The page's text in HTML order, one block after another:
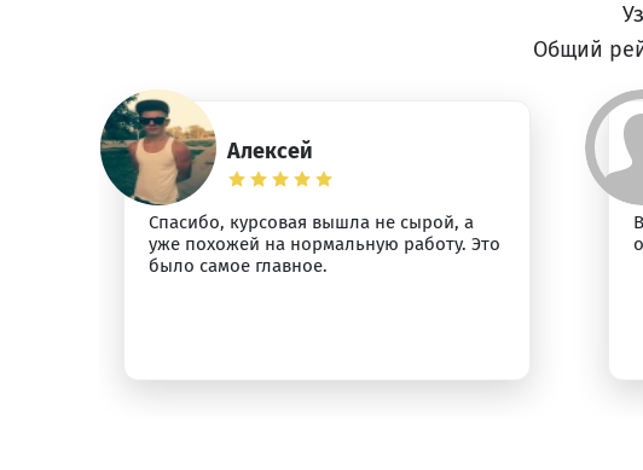
Общий
Алексей
Спасибо, курсовая вышла не сырой, а
уже похожей на нормальную работу. Это
было самое главное.